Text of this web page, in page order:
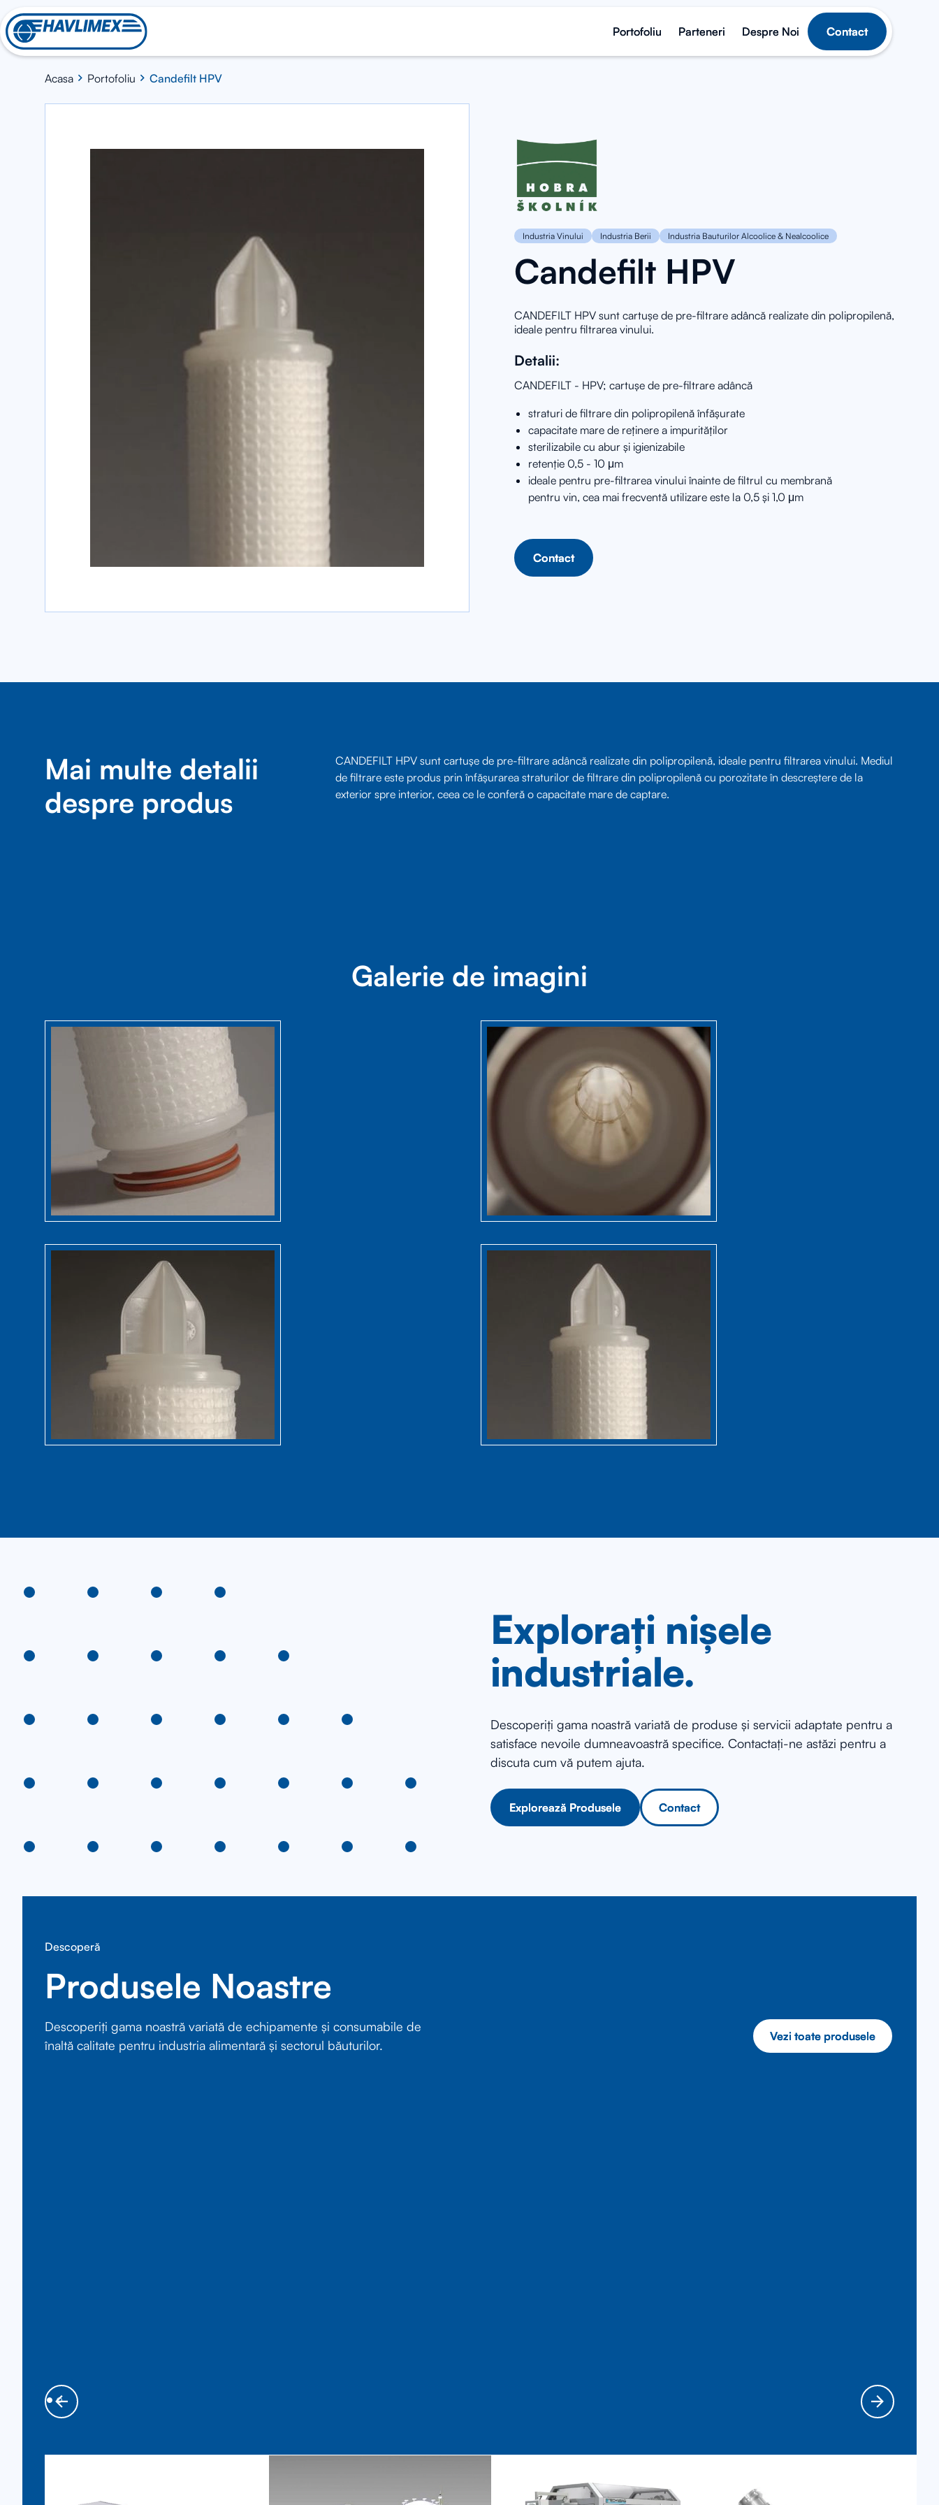
Portofoliu
Portofoliu Parteneri
Parteneri Despre Noi
Despre Noi Contact
Contact
Acasa Portofoliu Candefilt HPV
Industria Vinului Industria Berii Industria Bauturilor Alcoolice & Nealcoolice
Candefilt HPV
CANDEFILT HPV sunt cartușe de pre-filtrare adâncă realizate din polipropilenă,
ideale pentru filtrarea vinului.
Detalii:
CANDEFILT - HPV; cartușe de pre-filtrare adâncă
straturi de filtrare din polipropilenă înfășurate
capacitate mare de reținere a impurităților
sterilizabile cu abur și igienizabile
retenție 0,5 - 10 μm
ideale pentru pre-filtrarea vinului înainte de filtrul cu membrană
pentru vin, cea mai frecventă utilizare este la 0,5 și 1,0 μm
Contact
Contact
Mai multe detalii
despre produs
CANDEFILT HPV sunt cartușe de pre-filtrare adâncă realizate din polipropilenă, ideale pentru filtrarea vinului. Mediul
de filtrare este produs prin înfășurarea straturilor de filtrare din polipropilenă cu porozitate în descreștere de la
exterior spre interior, ceea ce le conferă o capacitate mare de captare.
Galerie de imagini
Explorați nișele
industriale.
Descoperiți gama noastră variată de produse și servicii adaptate pentru a
satisface nevoile dumneavoastră specifice. Contactați-ne astăzi pentru a
discuta cum vă putem ajuta.
Explorează Produsele
Explorează Produsele Contact
Contact
Descoperă
Produsele Noastre
Descoperiți gama noastră variată de echipamente și consumabile de
înaltă calitate pentru industria alimentară și sectorul băuturilor.
Vezi toate produsele
Vezi toate produsele